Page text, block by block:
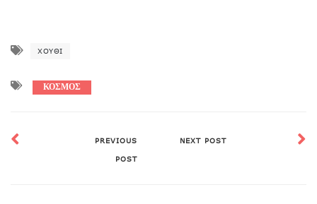
ΧΟΎΘΙ
ΚΟΣΜΟΣ
PREVIOUS
POST
NEXT POST